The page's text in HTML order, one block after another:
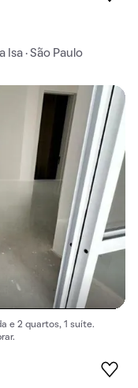
· São Paulo
e 2 quartos, 1 suíte.